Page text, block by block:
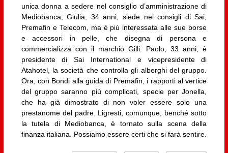
unica donna a sedere nel consiglio d’amministrazione di
Mediobanca; Giulia, 34 anni, siede nei consigli di Sai,
Premafin e Telecom, ma è più interessata alle sue borse
e accessori in pelle, che disegna di persona e
commercializza con il marchio Gilli. Paolo, 33 anni, è
presidente di Sai International e vicepresidente di
Atahotel, la società che controlla gli alberghi del gruppo.
Ora, con Bondi alla guida di Premafin, i rapporti al vertice
del gruppo saranno più complicati, specie per Jonella,
che ha già dimostrato di non voler essere solo una
prestanome del padre. Ligresti, comunque, benché sotto
la tutela di Mediobanca, è tornato sulla scena della
finanza italiana. Possiamo essere certi che si farà sentire.